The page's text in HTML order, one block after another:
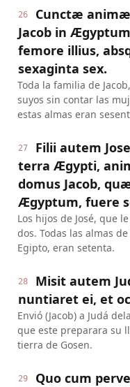
26
Cunctæ
Jacob in
femore illius,
sexaginta sex.
Toda la familia de
suyos sin contar las
estas almas eran
27
Filii autem
terra Ægypti,
domus Jacob,
Ægyptum, fuere
Los hijos de José, que
dos. Todas las almas
Egipto, eran setenta.
28
Misit autem
nuntiaret ei, et
Envió (Jacob) a Judá
que este preparara su
tierra de Gosen.
29
Quo cum